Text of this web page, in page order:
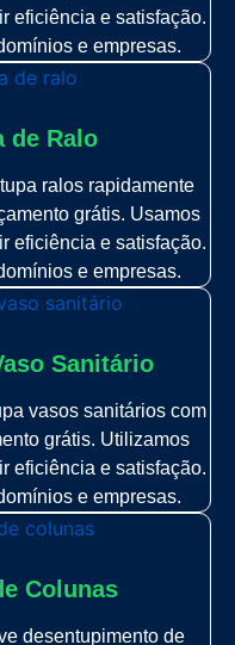
eficiência e satisfação.
e empresas.
de Ralo
ralos rapidamente
grátis. Usamos
eficiência e satisfação.
e empresas.
Sanitário
vasos sanitários com
grátis. Utilizamos
eficiência e satisfação.
e empresas.
Colunas
desentupimento de